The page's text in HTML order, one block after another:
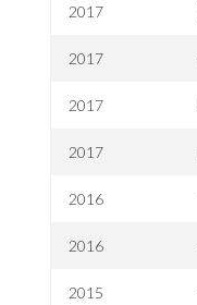
2017
2017
2017
2017
2016
2016
2015